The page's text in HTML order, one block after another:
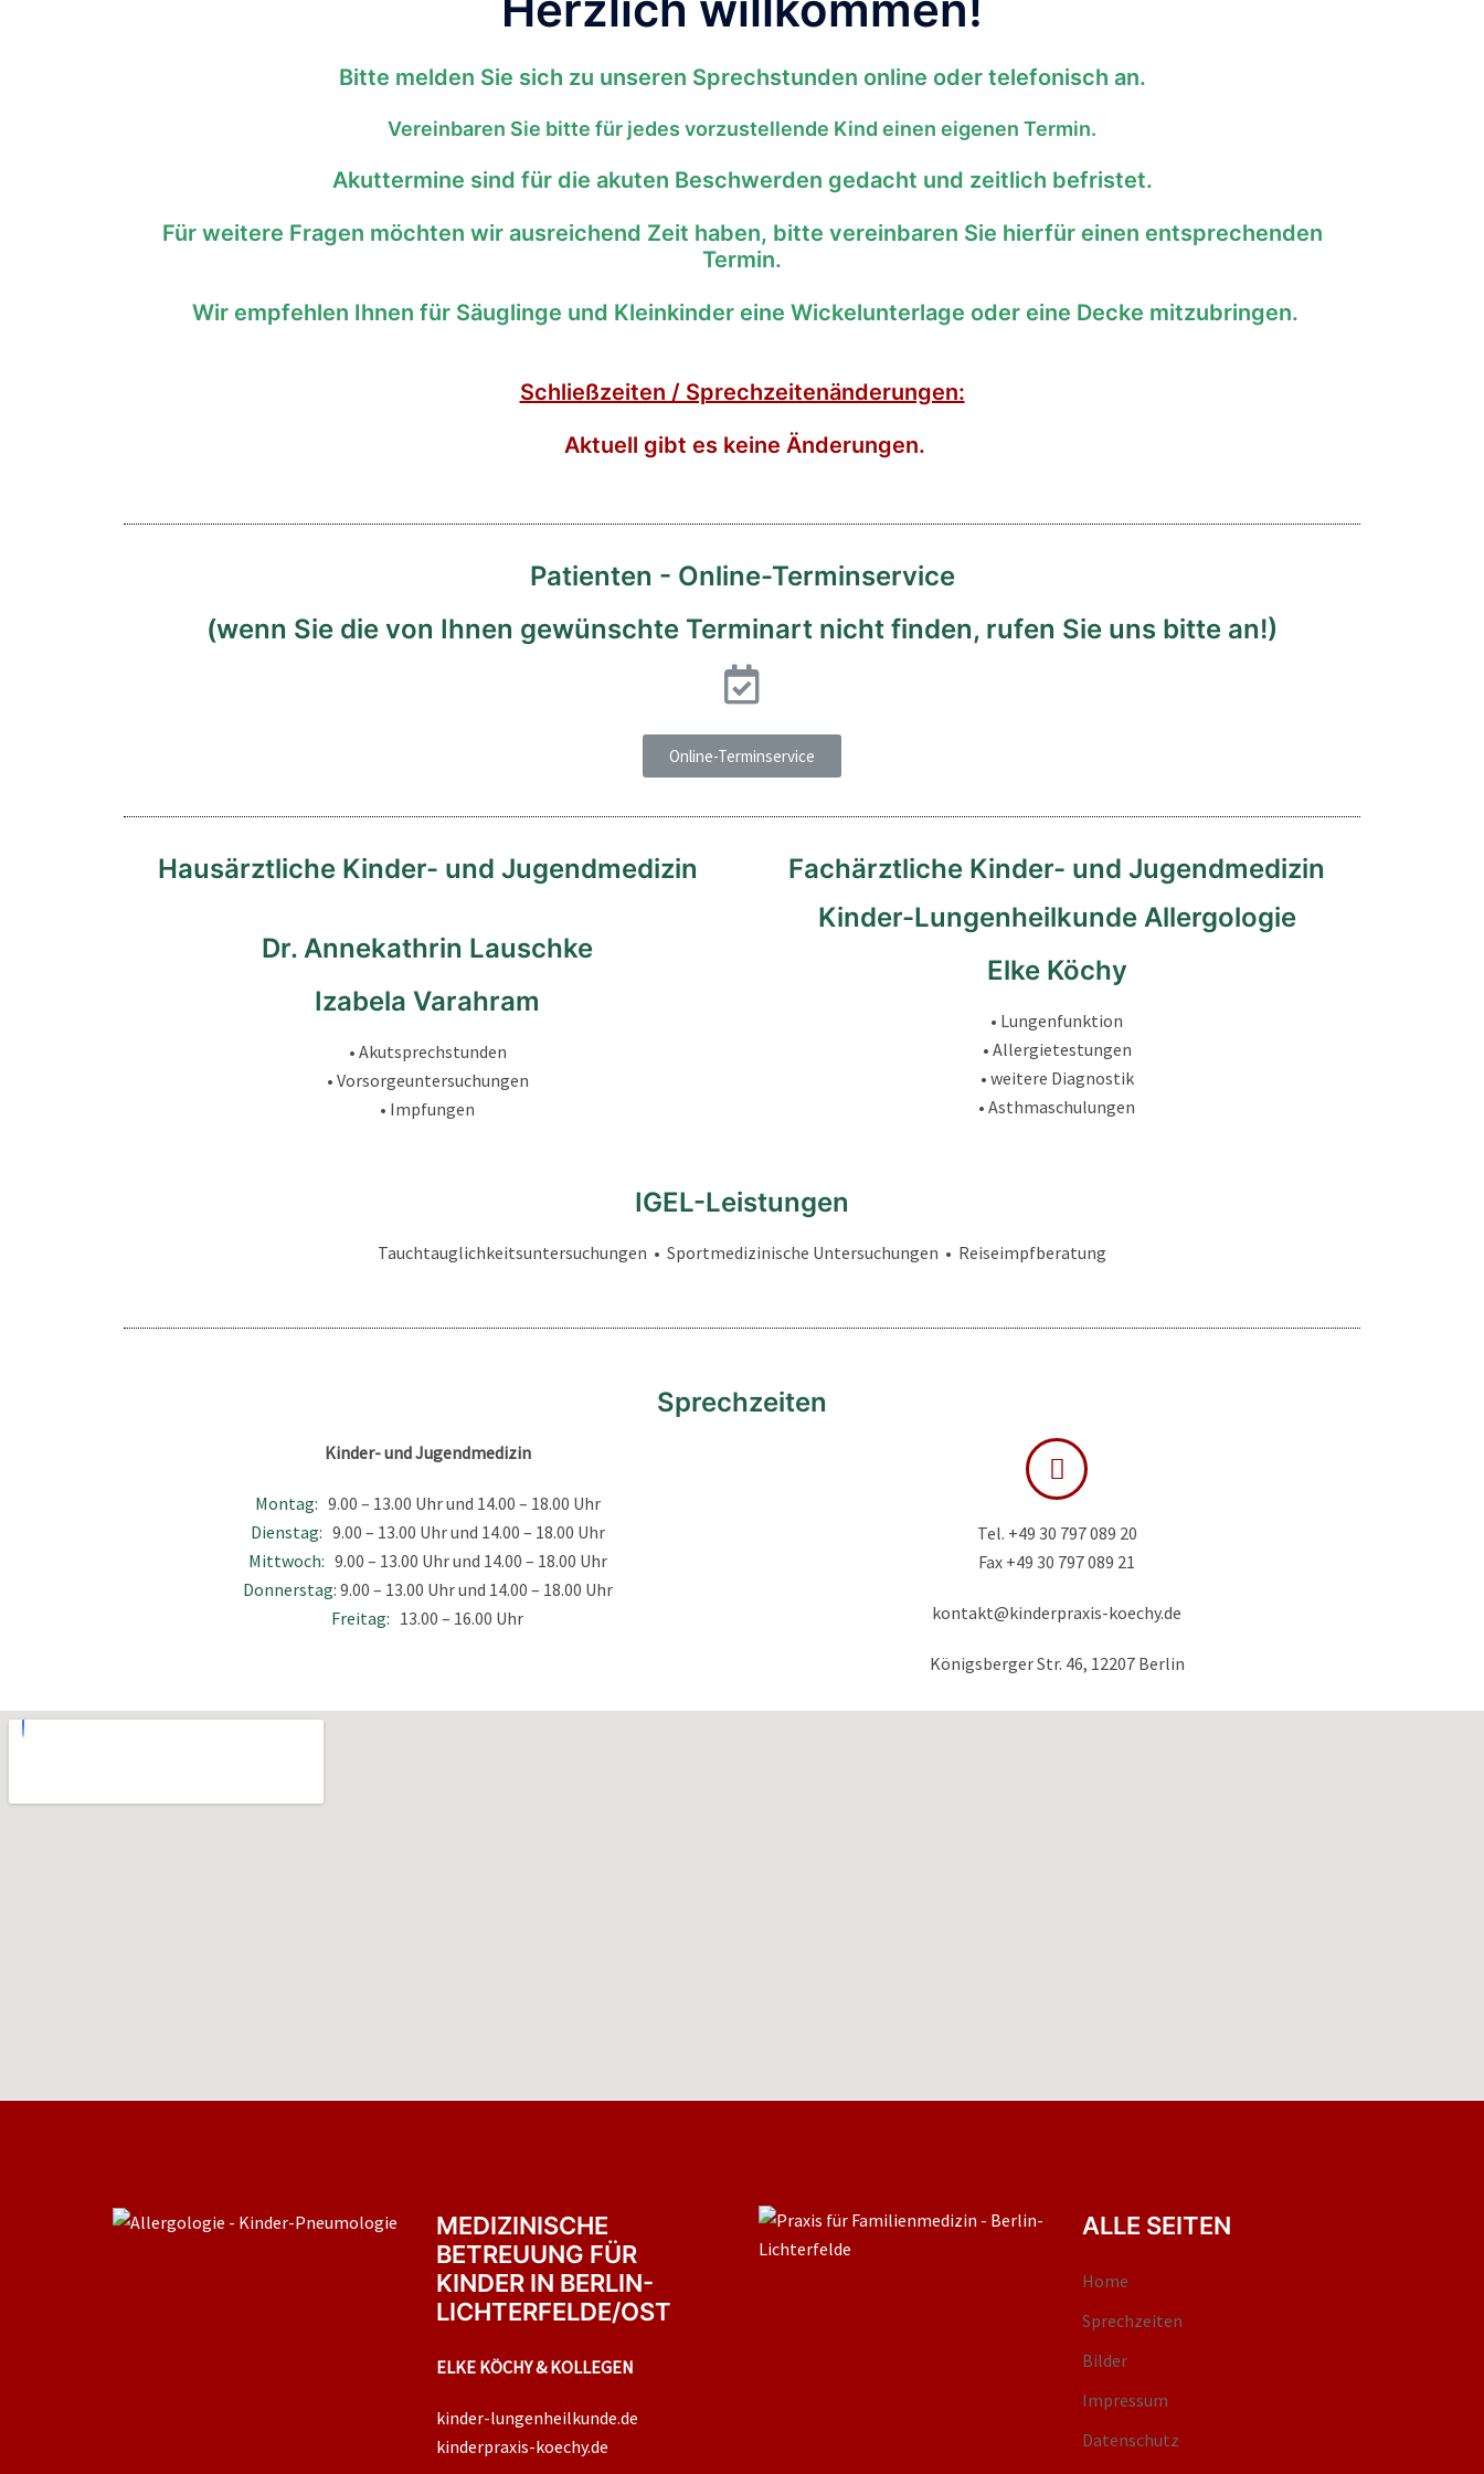
Bitte melden Sie sich zu unseren Sprechstunden online oder telefonisch an.
Vereinbaren Sie bitte für jedes vorzustellende Kind einen eigenen Termin.
Akuttermine sind für die akuten Beschwerden gedacht und zeitlich befristet.
Für weitere Fragen möchten wir ausreichend Zeit haben, bitte vereinbaren Sie hierfür einen entsprechenden
Termin.
Wir empfehlen Ihnen für Säuglinge und Kleinkinder eine Wickelunterlage oder eine Decke mitzubringen.
Schließzeiten / Sprechzeitenänderungen:
Aktuell gibt es keine Änderungen.
Patienten - Online-Terminservice
(wenn Sie die von Ihnen gewünschte Terminart nicht finden, rufen Sie uns bitte an!)
Online-Terminservice
Hausärztliche Kinder- und Jugendmedizin
Dr. Annekathrin Lauschke
Izabela Varahram
• Akutsprechstunden
• Vorsorgeuntersuchungen
• Impfungen
Fachärztliche Kinder- und Jugendmedizin
Kinder-Lungenheilkunde Allergologie
Elke Köchy
• Lungenfunktion
• Allergietestungen
• weitere Diagnostik
• Asthmaschulungen
IGEL-Leistungen
Tauchtauglichkeitsuntersuchungen • Sportmedizinische Untersuchungen • Reiseimpfberatung
Sprechzeiten
Kinder- und Jugendmedizin
Montag: 9.00 – 13.00 Uhr und 14.00 – 18.00 Uhr
Dienstag: 9.00 – 13.00 Uhr und 14.00 – 18.00 Uhr
Mittwoch: 9.00 – 13.00 Uhr und 14.00 – 18.00 Uhr
Donnerstag: 9.00 – 13.00 Uhr und 14.00 – 18.00 Uhr
Freitag: 13.00 – 16.00 Uhr
Tel. +49 30 797 089 20
Fax +49 30 797 089 21
kontakt@kinderpraxis-koechy.de
Königsberger Str. 46, 12207 Berlin
MEDIZINISCHE
BETREUUNG FÜR
KINDER IN BERLIN-
LICHTERFELDE/OST
ELKE KÖCHY & KOLLEGEN
kinder-lungenheilkunde.de
kinderpraxis-koechy.de
ALLE SEITEN
Home
Sprechzeiten
Bilder
Impressum
Datenschutz